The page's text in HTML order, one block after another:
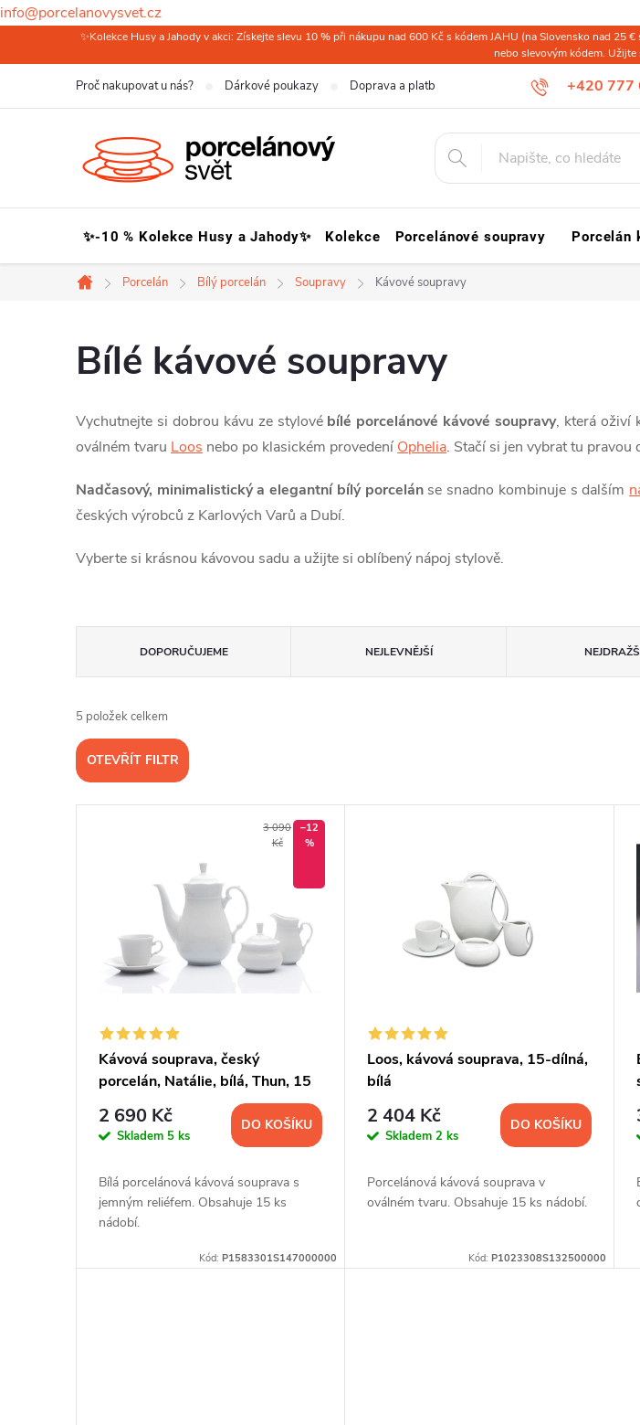
info@porcelanovysvet.cz
na
✨Kolekce Husy a Jahody v akci: Získejte slevu 10 % při nákupu nad 600 Kč s kódem JAHU (na Slovensko nad
nebo slevovým kódem.
+420 777
Proč nakupovat u nás? Dárkové poukazy Doprava a platba ČR Doprava a platba
✨-10 % Kolekce Husy a Jahody✨ Kolekce Porcelánové soupravy Porcelán
Domů
Porcelán Bílý porcelán Soupravy Kávové soupravy
Bílé kávové soupravy
Vychutnejte si dobrou kávu ze stylové bílé porcelánové kávové soupravy, která oživí
oválném tvaru Loos nebo po klasickém provedení Ophelia. Stačí si jen vybrat tu pravou
Nadčasový, minimalistický a elegantní bílý porcelánse snadno kombinuje s dalším
českých výrobců z Karlových Varů a Dubí.
Vyberte si krásnou kávovou sadu a užijte si oblíbený nápoj stylově.
a
z
e
DOPORUČUJEME NEJLEVNĚJŠÍ
5 položek celkem
OTEVŘÍT FILTR
k
3 090
Kč
–12
%
Kávová souprava, český
porcelán, Natálie, bílá, Thun, 15
2 690 Kč
Skladem 5 ks
DO KOŠÍKU
Bílá porcelánová kávová souprava s
jemným reliéfem. Obsahuje 15 ks
nádobí.
Kód:P1583301S147000000
Loos, kávová souprava, 15-dílná,
bílá
2 404 Kč
Skladem2 ks
DO KOŠÍKU
Porcelánová kávová souprava v
oválném tvaru. Obsahuje 15 ks nádobí.
Kód: P1023308S132500000